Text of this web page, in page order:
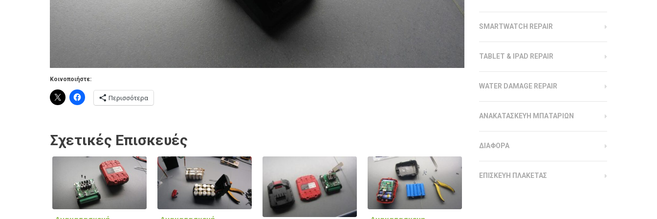
Κοινοποιήστε:
Περισσότερα
Σχετικές Επισκευές
SMARTWATCH REPAIR
TABLET & IPAD REPAIR
WATER DAMAGE REPAIR
ΑΝΑΚΑΤΑΣΚΕΥΗ ΜΠΑΤΑΡΙΩΝ
ΔΙΑΦΟΡΑ
ΕΠΙΣΚΕΥΗ ΠΛΑΚΕΤΑΣ